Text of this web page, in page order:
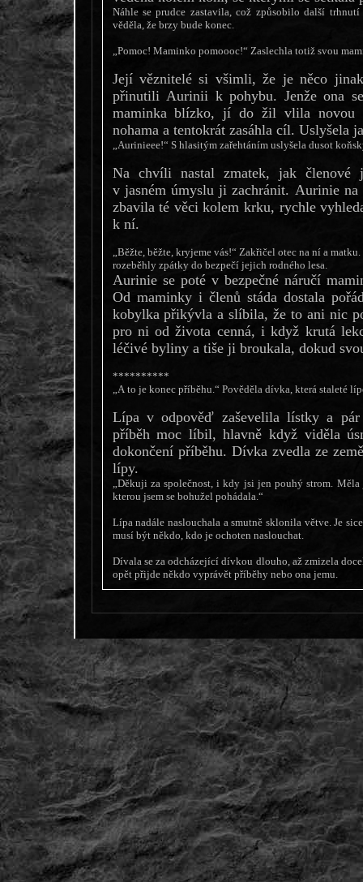
Náhle se prudce zastavila, což způsobilo další
věděla, že brzy bude konec.
„Pomoc! Maminko pomoooc!“ Zaslechla totiž svou
Její věznitelé si všimli, že je něco
přinutili Aurinii k pohybu. Jenže ona
maminka blízko, jí do žil vlila novou
nohama a tentokrát zasáhla cíl. Uslyšela
„Aurinieee!“ S hlasitým zařehtáním uslyšela dusot
Na chvíli nastal zmatek, jak členové
v jasném úmyslu ji zachránit. Aurinie
zbavila té věci kolem krku, rychle
k ní.
„Běžte, běžte, kryjeme vás!“ Zakřičel otec na ní a
rozeběhly zpátky do bezpečí jejich rodného lesa.
Aurinie se poté v bezpečné náručí
Od maminky i členů stáda dostala
kobylka přikývla a slíbila, že to ani nic
pro ni od života cenná, i když krutá
léčivé byliny a tiše ji broukala, dokud
**********
„A to je konec příběhu.“ Pověděla dívka, která staleté
Lípa v odpověď zaševelila lístky a
příběh moc líbil, hlavně když viděla
dokončení příběhu. Dívka zvedla ze
lípy.
„Děkuji za společnost, i kdy jsi jen pouhý strom.
kterou jsem se bohužel pohádala.“
Lípa nadále naslouchala a smutně sklonila větve. Je
musí být někdo, kdo je ochoten naslouchat.
Dívala se za odcházející dívkou dlouho, až zmizela
opět přijde někdo vyprávět příběhy nebo ona jemu.